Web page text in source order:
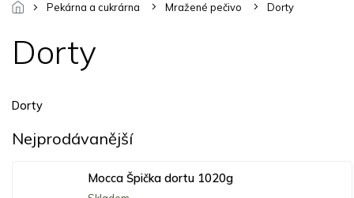
Pekárna a cukrárna Mražené pečivo Dorty
Dorty
Dorty
Nejprodávanější
Mocca Špička dortu 1020g